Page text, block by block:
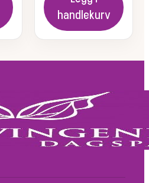
handlekurv